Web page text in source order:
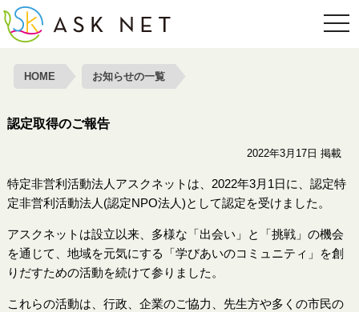
HOME お知らせの一覧
認定取得のご報告
2022年3月17日 掲載
特定非営利活動法人アスクネットは、2022年3月1日に、認定特
定非営利活動法人(認定NPO法人)として認定を受けました。
アスクネットは設立以来、多様な「出会い」と「挑戦」の機会
を通じて、地域を元気にする「学びあいのコミュニティ」を創
りだすための活動を続けて参りました。
これらの活動は、行政、企業のご協力、先生方や多くの市民の